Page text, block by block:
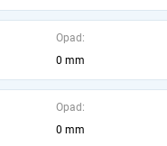
Opad:
0 mm
Opad:
0 mm